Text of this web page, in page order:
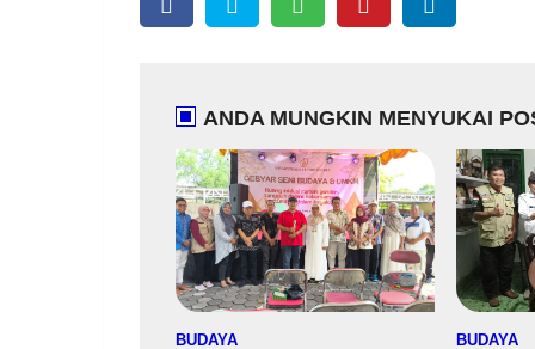
ANDA MUNGKIN MENYUKAI
BUDAYA BUDAYA